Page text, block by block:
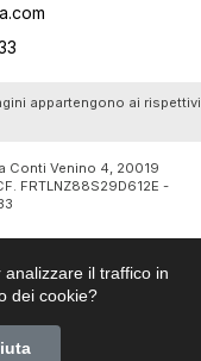
il traffico in
dei cookie?
appartengono ai rispettivi
Conti Venino 4, 20019
FRTLNZ88S29D612E -